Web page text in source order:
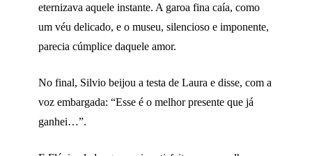
eternizava aquele instante. A garoa fina caía, como
um véu delicado, e o museu, silencioso e imponente,
parecia cúmplice daquele amor.
No final, Silvio beijou a testa de Laura e disse, com a
voz embargada: “Esse é o melhor presente que já
ganhei…”.